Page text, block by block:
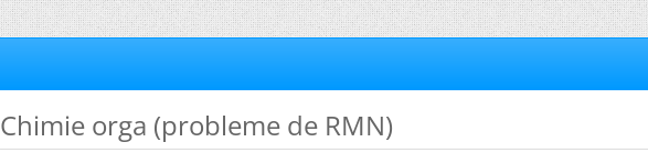
Chimie orga (probleme de RMN)